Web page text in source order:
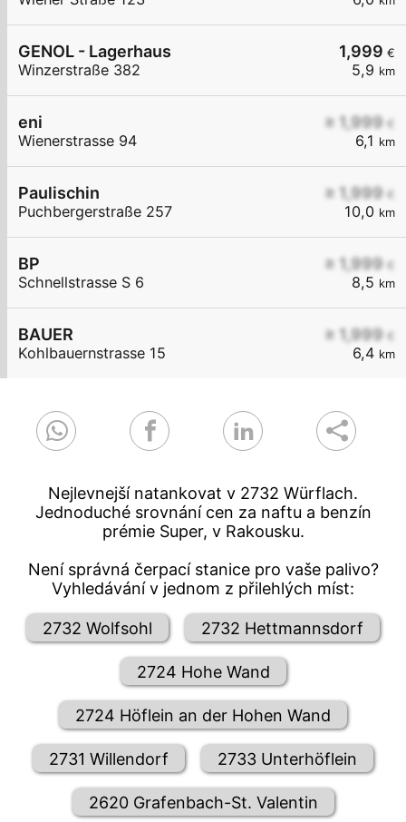
1,999 €
5,9 km
GENOL - Lagerhaus
Winzerstraße 382
≥ 1,999 €
6,1 km
eni
Wienerstrasse 94
≥ 1,999 €
10,0 km
Paulischin
Puchbergerstraße 257
≥ 1,999 €
8,5 km
BP
Schnellstrasse S 6
≥ 1,999 €
6,4 km
BAUER
Kohlbauernstrasse 15
Nejlevnejší natankovat v 2732 Würflach.
Jednoduché srovnání cen za naftu a benzín
prémie Super, v Rakousku.
Není správná čerpací stanice pro vaše palivo?
Vyhledávání v jednom z přilehlých míst:
2732 Wolfsohl 2732 Hettmannsdorf
2724 Hohe Wand
2724 Höflein an der Hohen Wand
2731 Willendorf 2733 Unterhöflein
2620 Grafenbach-St. Valentin